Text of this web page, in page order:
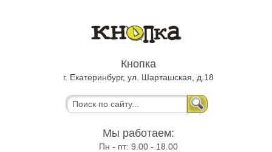
Кнопка
г. Екатеринбург, ул. Шарташская, д.18
Мы работаем:
Пн - пт:9.00 - 18.00